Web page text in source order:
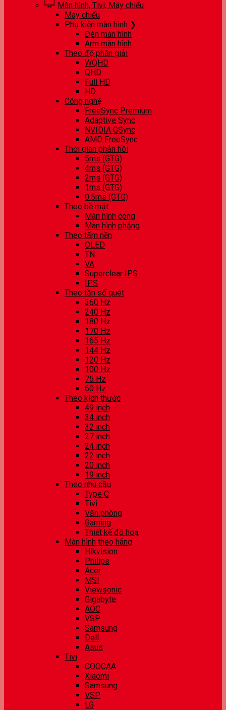
Màn hình, Tivi, Máy chiếu
Máy chiếu
Phụ kiện màn hình ❯
Đèn màn hình
Arm màn hình
Theo độ phân giải
WQHD
QHD
Full HD
HD
Công nghệ
FreeSync Premium
Adaptive Sync
NVIDIA GSync
AMD FreeSync
Thời gian phản hồi
5ms (GTG)
4ms (GTG)
2ms (GTG)
1ms (GTG)
0.5ms (GTG)
Theo bề mặt
Màn hình cong
Màn hình phẳng
Theo tấm nền
OLED
TN
VA
Superclear IPS
IPS
Theo tần số quét
360 Hz
240 Hz
180 Hz
170 Hz
165 Hz
144 Hz
120 Hz
100 Hz
75 Hz
60 Hz
Theo kích thước
49 inch
34 inch
32 inch
27 inch
24 inch
22 inch
20 inch
19 inch
Theo nhu cầu
Type C
Tivi
Văn phòng
Gaming
Thiết kế đồ hoạ
Màn hình theo hãng
Hikvision
Philips
Acer
MSI
Viewsonic
Gigabyte
AOC
VSP
Samsung
Dell
Asus
Tivi
COOCAA
Xiaomi
Samsung
VSP
LG